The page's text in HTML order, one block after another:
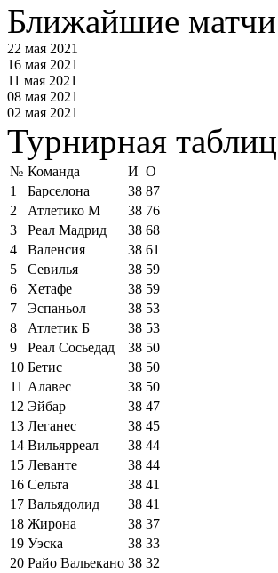
Ближайшие
22 мая 2021
16 мая 2021
11 мая 2021
08 мая 2021
02 мая 2021
Турнирная
№ Команда И О
1
Барселона 38 87
2
Атлетико М 38 76
3
Реал Мадрид 38 68
4
Валенсия 38 61
5
Севилья 38 59
6
Хетафе 38 59
7
Эспаньол 38 53
8
Атлетик Б 38 53
9
Реал Сосьедад 38 50
10 Бетис 38 50
11 Алавес 38 50
12 Эйбар 38 47
13 Леганес 38 45
14 Вильярреал 38 44
15 Леванте 38 44
16 Сельта 38 41
17 Вальядолид 38 41
18 Жирона 38 37
19 Уэска 38 33
20 Райо Вальекано 38 32